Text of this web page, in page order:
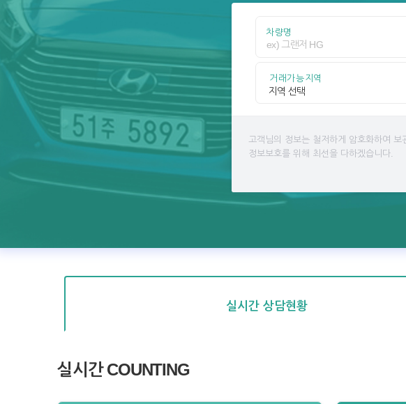
차량명
거래가능지역
고객님의 정보는 철저하게 암호화하여 보
정보보호를 위해 최선을 다하겠습니다.
실시간 상담현황
실시간 COUNTING